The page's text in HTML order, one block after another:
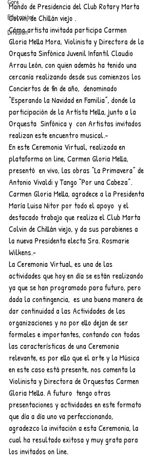
Educación
Difusión
Mando de Presidencia del Club Rotary Marta
Colvin, de Chillán viejo .
Cómo artista invitada participa Carmen
Gloria Mella Mora, Violinista y Directora de la
Orquesta Sinfónica Juvenil Infantil Claudio
Arrau León, con quien además ha tenido una
cercanía realizando desde sus comienzos los
Conciertos de fin de año,  denominado
“Esperando la Navidad en Familia”, donde la
participación de la Artísta Mella, junto a la
Orquesta  Sinfónica y  con Artistas invitados
realizan este encuentro musical.-
En este Ceremonia Virtual, realizada en
plataforma on line, Carmen Gloria Mella,
presentó  en vivo, las obras “La Primavera” de
Antonio Vivaldi y Tango “Por una Cabeza”.
Carmen Gloria Mella, agradece a la Presidenta
María Luisa Nitor por todo el apoyo  y el
destacado trabajo que realiza el Club Marta
Colvin de Chillán viejo, y da sus parabienes a
la nueva Presidenta electa Sra. Rosmarie
Wilkens.-
La Ceremonia Virtual, es una de las
actividades que hoy en día se están realizando
ya que se han programado para futuro, pero
dada la contingencia,  es una buena manera de
dar continuidad a las Actividades de las
organizaciones y no por ello dejan de ser
formales e importantes, contando con todas
las características de una Ceremonia
relevante, es por ello que el arte y la Música
en este caso está presente, nos comenta la
Violinista y Directora de Orquestas Carmen
Gloria Mella. A futuro  tengo otras
presentaciones y actividades en este formato
que día a día uno va perfeccionando,
agradezco la invitación a esta Ceremonia, la
cual ha resultado exitosa y muy grata para
los invitados on line.